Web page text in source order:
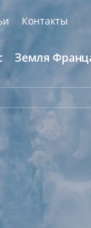
Контакты
Земля